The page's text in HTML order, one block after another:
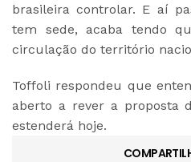
brasileira controlar. E aí
tem sede, acaba tendo
circulação do território
Toffoli respondeu que
aberto a rever a proposta
estenderá hoje.